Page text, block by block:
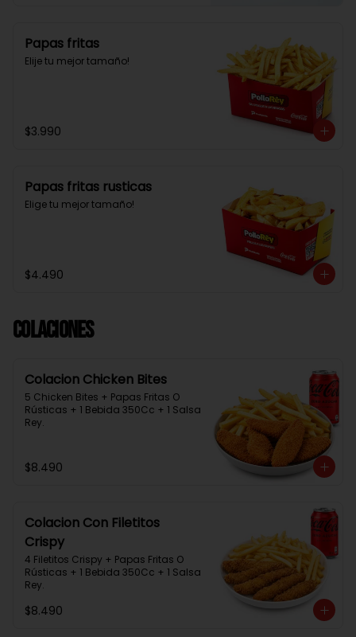
Papas fritas
Elije tu mejor tamaño!
$3.990
Papas fritas rusticas
Elige tu mejor tamaño!
$4.490
Colaciones
Colacion Chicken Bites
5 Chicken Bites + Papas Fritas O
Rústicas + 1 Bebida 350Cc + 1 Salsa
Rey.
$8.490
Colacion Con Filetitos
Crispy
4 Filetitos Crispy + Papas Fritas O
Rústicas + 1 Bebida 350Cc + 1 Salsa
Rey.
$8.490